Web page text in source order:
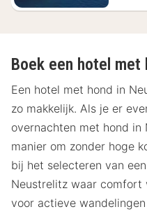
Boek een hotel
Een hotel met hond in
zo makkelijk. Als je er
overnachten met hond
manier om zonder hoge
bij het selecteren van
Neustrelitz waar comfort
voor actieve